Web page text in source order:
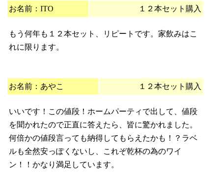
お名前：ITO １２本セット購入
もう何年も１２本セット、リピートです。家飲みはこ
れに限ります。
お名前：あやこ １２本セット購入
いいです！この値段！ホームパーティで出して、値段
を聞かれたので正直に答えたら、皆に驚かれました。
何倍かの値段言っても納得してもらえたかも！？ラベ
ルも全然安っぽくないし、これぞ乾杯の為のワイ
ン！！かなり満足しています。